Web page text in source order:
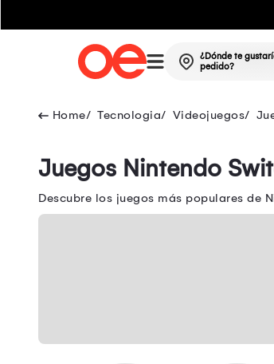
¿Dónde te
pedido?
Tecnologia Videojuegos
Juegos Nintendo
Descubre los juegos más populares de